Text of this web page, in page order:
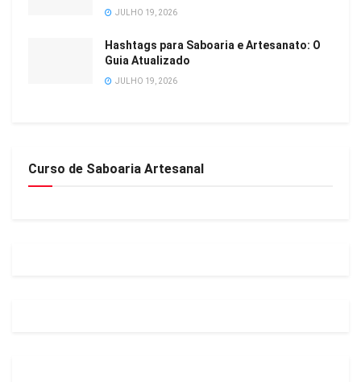
JULHO 19, 2026
Hashtags para Saboaria e Artesanato: O
Guia Atualizado
JULHO 19, 2026
Curso de Saboaria Artesanal